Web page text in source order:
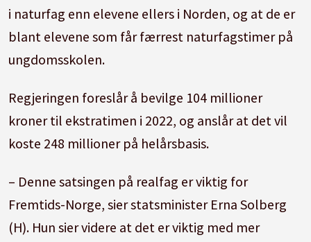
i naturfag enn elevene ellers i Norden, og at de er
blant elevene som får færrest naturfagstimer på
ungdomsskolen.
Regjeringen foreslår å bevilge 104 millioner
kroner til ekstratimen i 2022, og anslår at det vil
koste 248 millioner på helårsbasis.
– Denne satsingen på realfag er viktig for
Fremtids-Norge, sier statsminister Erna Solberg
(H). Hun sier videre at det er viktig med mer